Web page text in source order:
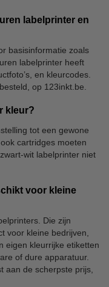
labelprinter en
basisinformatie zoals
labelprinter heeft
en kleurcodes.
op 123inkt.be.
kleur?
tot een gewone
cartridges moeten
wit labelprinter niet
voor kleine
Die zijn
voor kleine bedrijven,
eigen kleurrijke etiketten
of dure apparatuur.
aan de scherpste prijs,